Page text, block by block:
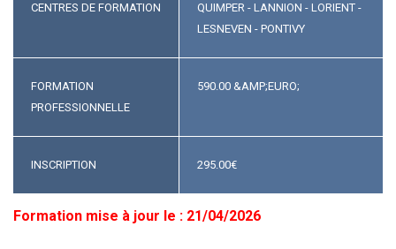
CENTRES DE FORMATION
QUIMPER - LANNION - LORIENT -
LESNEVEN - PONTIVY
FORMATION
PROFESSIONNELLE
590.00 &AMP;EURO;
INSCRIPTION 295.00€
Formation mise à jour le : 21/04/2026